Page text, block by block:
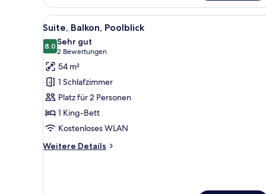
(4
adults)
Alle
Fotos
für
Suite,
Balkon,
Poolblick
anzeigen
Ein Hotelzimmer mit einem
11
Suite, Balkon, Poolblick
8.08.0 von 10
Sehr gut
2 Bewertungen
(2
Bewertungen)
54 m²
1 Schlafzimmer
Platz für 2 Personen
1 King-Bett
Kostenloses WLAN
Weitere Details
Weitere